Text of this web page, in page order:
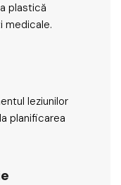
plastică
medicale.
leziunilor
planificarea